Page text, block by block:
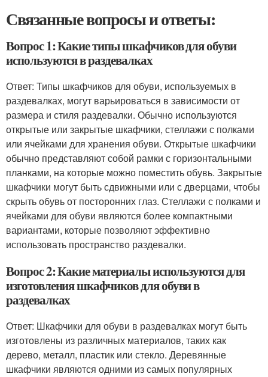
Связанные вопросы и ответы:
Вопрос 1: Какие типы шкафчиков для обуви
используются в раздевалках
Ответ: Типы шкафчиков для обуви, используемых в
раздевалках, могут варьироваться в зависимости от
размера и стиля раздевалки. Обычно используются
открытые или закрытые шкафчики, стеллажи с полками
или ячейками для хранения обуви. Открытые шкафчики
обычно представляют собой рамки с горизонтальными
планками, на которые можно поместить обувь. Закрытые
шкафчики могут быть сдвижными или с дверцами, чтобы
скрыть обувь от посторонних глаз. Стеллажи с полками и
ячейками для обуви являются более компактными
вариантами, которые позволяют эффективно
использовать пространство раздевалки.
Вопрос 2: Какие материалы используются для
изготовления шкафчиков для обуви в
раздевалках
Ответ: Шкафчики для обуви в раздевалках могут быть
изготовлены из различных материалов, таких как
дерево, металл, пластик или стекло. Деревянные
шкафчики являются одними из самых популярных